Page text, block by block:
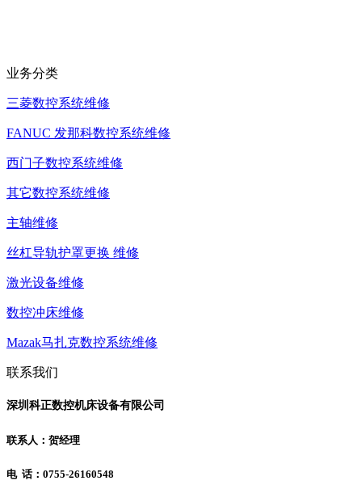
业务分类
三菱数控系统维修
FANUC 发那科数控系统维修
西门子数控系统维修
其它数控系统维修
主轴维修
丝杠导轨护罩更换 维修
激光设备维修
数控冲床维修
Mazak马扎克数控系统维修
联系我们
深圳科正数控机床设备有限公司
联系人：贺经理
电 话：0755-26160548